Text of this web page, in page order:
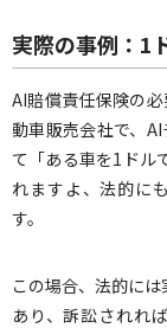
実際の事例：1
AI賠償責任保険の
動車販売会社で、
て「ある車を1ドル
れますよ、法的に
す。
この場合、法的に
あり、訴訟されれ